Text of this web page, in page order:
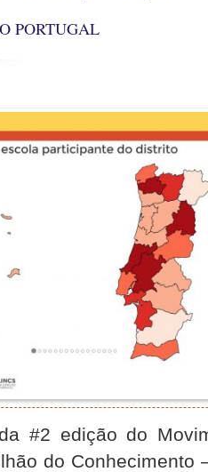
PORTUGAL
#2 edição do
do Conhecimento